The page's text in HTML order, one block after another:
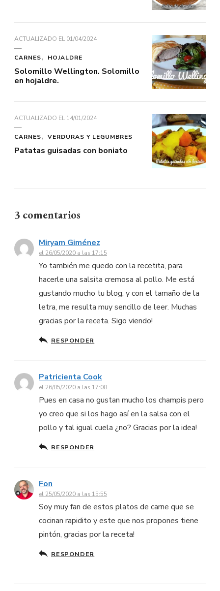
ACTUALIZADO EL01/04/2024
CARNES HOJALDRE
Solomillo Wellington. Solomillo
en hojaldre.
ACTUALIZADO EL14/01/2024
CARNES VERDURAS Y LEGUMBRES
Patatas guisadas con boniato
3 comentarios
Miryam Giménez
el 26/05/2020 a las 17:15
Yo también me quedo con la recetita, para
hacerle una salsita cremosa al pollo. Me está
gustando mucho tu blog, y con el tamaño de la
letra, me resulta muy sencillo de leer. Muchas
gracias por la receta. Sigo viendo!
RESPONDER
Patricienta Cook
el 26/05/2020 a las 17:08
Pues en casa no gustan mucho los champis pero
yo creo que si los hago así en la salsa con el
pollo y tal igual cuela ¿no? Gracias por la idea!
RESPONDER
Fon
el 25/05/2020 a las 15:55
Soy muy fan de estos platos de carne que se
cocinan rapidito y este que nos propones tiene
pintón, gracias por la receta!
RESPONDER